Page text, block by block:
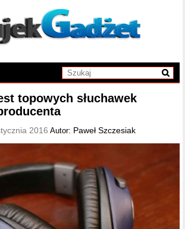
topowych słuchawek
2016 Autor: Paweł Szczesiak